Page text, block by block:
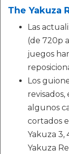
The Yakuza
Las
(de 720p
juegos
Los
revisados,
algunos
cortados
Yakuza 3,
Yakuza